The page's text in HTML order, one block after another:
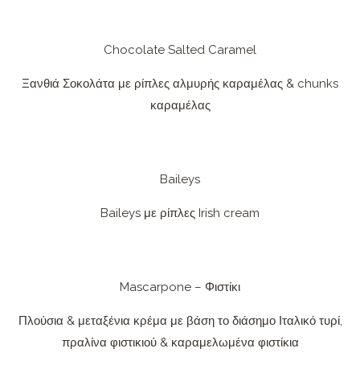
Chocolate Salted Caramel
Ξανθιά Σοκολάτα με ρίπλες αλμυρής καραμέλας & chunks
καραμέλας
Baileys
Baileys με ρίπλες Irish cream
Mascarpone – Φιστίκι
Πλούσια & μεταξένια κρέμα με βάση το διάσημο Ιταλικό τυρί,
πραλίνα φιστικιού & καραμελωμένα φιστίκια